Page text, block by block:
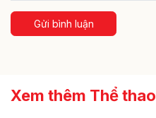
Gửi bình luận
Xem thêm Thể thao